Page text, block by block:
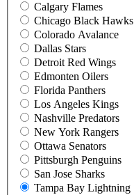
Calgary Flames
Chicago Black Hawks
Colorado Avalance
Dallas Stars
Detroit Red Wings
Edmonten Oilers
Florida Panthers
Los Angeles Kings
Nashville Predators
New York Rangers
Ottawa Senators
Pittsburgh Penguins
San Jose Sharks
Tampa Bay Lightning